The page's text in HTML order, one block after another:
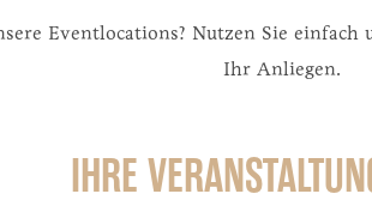
Eventlocations? Nutzen Sie
Ihr Anliegen.
IHRE